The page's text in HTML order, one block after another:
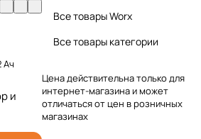
Ач
и
Все товары Worx
Все товары категории
Цена действительна только для
интернет-магазина и может
отличаться от цен в розничных
магазинах